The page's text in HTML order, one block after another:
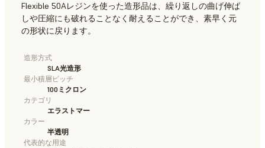
Flexible 50Aレジンを使った造形品は、繰り返しの曲げ伸ば
しや圧縮にも破れることなく耐えることができ、素早く元
の形状に戻ります。
造形方式
SLA光造形
最小積層ピッチ
100ミクロン
カテゴリ
エラストマー
カラー
半透明
代表的な用途